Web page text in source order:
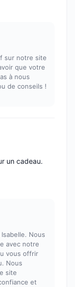
sur notre site
que votre
à nous
de conseils !
un cadeau.
Nous
avec notre
vous offrir
Nous
site
et